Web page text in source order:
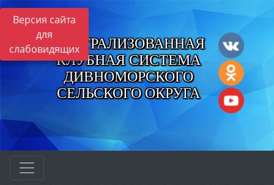
Версия сайта
для
слабовидящихЦЕНТРАЛИЗОВАННАЯ
КЛУБНАЯ СИСТЕМА
ДИВНОМОРСКОГО
СЕЛЬСКОГО ОКРУГА